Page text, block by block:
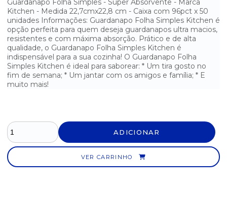
Guardanapo Folha Simples - Super Absorvente - Marca
Kitchen - Medida 22,7cmx22,8 cm - Caixa com 96pct x 50
unidades Informações: Guardanapo Folha Simples Kitchen é
opção perfeita para quem deseja guardanapos ultra macios,
resistentes e com máxima absorção. Prático e de alta
qualidade, o Guardanapo Folha Simples Kitchen é
indispensável para a sua cozinha! O Guardanapo Folha
Simples Kitchen é ideal para saborear: * Um tira gosto no
fim de semana; * Um jantar com os amigos e família; * E
muito mais!
ADICIONAR
VER CARRINHO